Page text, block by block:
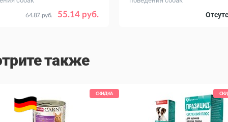
55.14 руб.
64.87 руб.
также
СКИДКА